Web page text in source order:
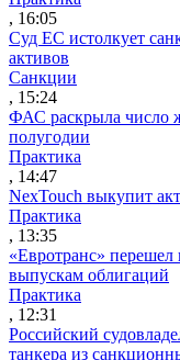
, 16:05
Суд ЕС истолкует
активов
Санкции
, 15:24
ФАС раскрыла число
полугодии
Практика
, 14:47
NexTouch выкупит
Практика
, 13:35
«Евротранс»
выпускам облигаций
Практика
, 12:31
Российский
танкера из